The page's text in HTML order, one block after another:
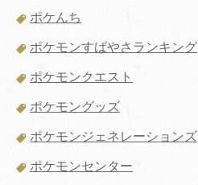
ポケんち
ポケモンすばやさランキング
ポケモンクエスト
ポケモングッズ
ポケモンジェネレーションズ
ポケモンセンター